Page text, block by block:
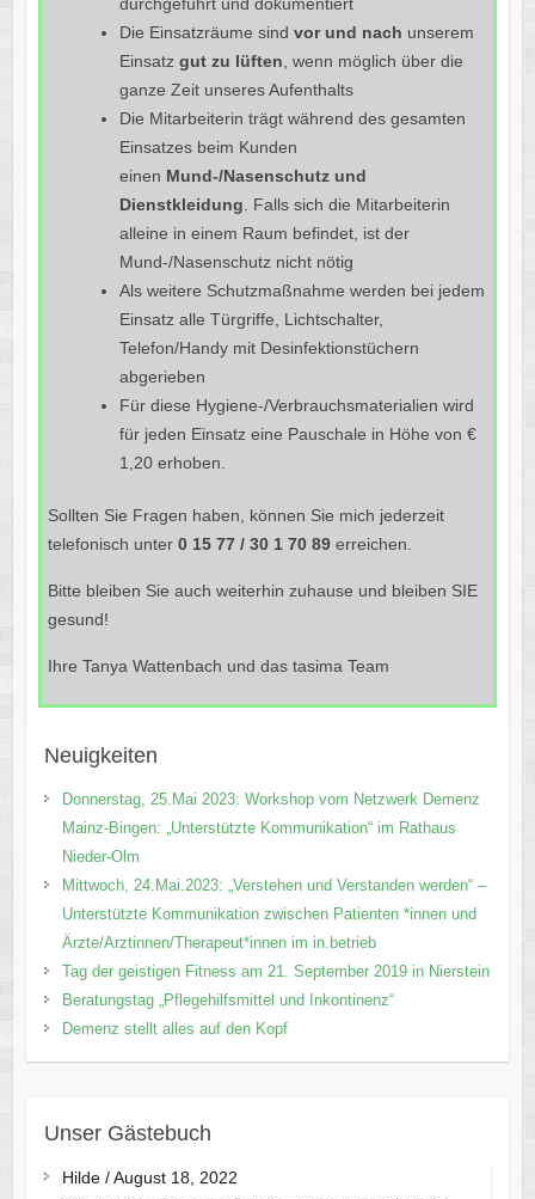
Die Einsatzräume sind vor und nach unserem
Einsatz gut zu lüften , wenn möglich über die
ganze Zeit unseres Aufenthalts
Die Mitarbeiterin trägt während des gesamten
Einsatzes beim Kunden
einen Mund-/Nasenschutz und
Dienstkleidung . Falls sich die Mitarbeiterin
alleine in einem Raum befindet, ist der
Mund-/Nasenschutz nicht nötig
Als weitere Schutzmaßnahme werden bei jedem
Einsatz alle Türgriffe, Lichtschalter,
Telefon/Handy mit Desinfektionstüchern
abgerieben
Für diese Hygiene-/Verbrauchsmaterialien wird
für jeden Einsatz eine Pauschale in Höhe von €
1,20 erhoben.
Sollten Sie Fragen haben, können Sie mich jederzeit
telefonisch unter 0 15 77 / 30 1 70 89erreichen.
Bitte bleiben Sie auch weiterhin zuhause und bleiben SIE
gesund!
Ihre Tanya Wattenbach und das tasima Team
Neuigkeiten
Donnerstag, 25.Mai 2023: Workshop vom Netzwerk Demenz
Mainz-Bingen: „Unterstützte Kommunikation“ im Rathaus
Nieder-Olm
Mittwoch, 24.Mai.2023: „Verstehen und Verstanden werden“ –
Unterstützte Kommunikation zwischen Patienten *innen und
Ärzte/Arztinnen/Therapeut*innen im in.betrieb
Tag der geistigen Fitness am 21. September 2019 in Nierstein
Beratungstag „Pflegehilfsmittel und Inkontinenz“
Demenz stellt alles auf den Kopf
Unser Gästebuch
Hilde/August 18, 2022